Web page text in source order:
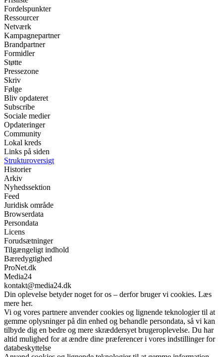
Fordelspunkter
Ressourcer
Netværk
Kampagnepartner
Brandpartner
Formidler
Støtte
Pressezone
Skriv
Følge
Bliv opdateret
Subscribe
Sociale medier
Opdateringer
Community
Lokal kreds
Links på siden
Strukturoversigt
Historier
Arkiv
Nyhedssektion
Feed
Juridisk område
Browserdata
Persondata
Licens
Forudsætninger
Tilgængeligt indhold
Bæredygtighed
ProNet.dk
Media24
kontakt@media24.dk
Din oplevelse betyder noget for os – derfor bruger vi cookies. Læs
mere her.
Vi og vores partnere anvender cookies og lignende teknologier til at
gemme oplysninger på din enhed og behandle persondata, så vi kan
tilbyde dig en bedre og mere skræddersyet brugeroplevelse. Du har
altid mulighed for at ændre dine præferencer i vores indstillinger for
databeskyttelse